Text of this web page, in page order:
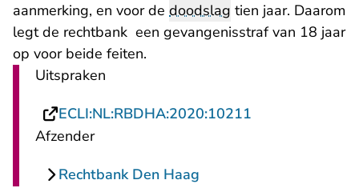
aanmerking, en voor de doodslag tien jaar. Daarom
legt de rechtbank een gevangenisstraf van 18 jaar
op voor beide feiten.
Uitspraken
ECLI:NL:RBDHA:2020:10211
Afzender
Rechtbank Den Haag